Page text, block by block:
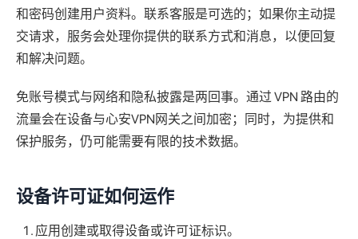
和密码创建用户资料。联系客服是可选的；如果你主动提
交请求，服务会处理你提供的联系方式和消息，以便回复
和解决问题。
免账号模式与网络和隐私披露是两回事。通过 VPN 路由的
流量会在设备与心安VPN网关之间加密；同时，为提供和
保护服务，仍可能需要有限的技术数据。
设备许可证如何运作
应用创建或取得设备或许可证标识。